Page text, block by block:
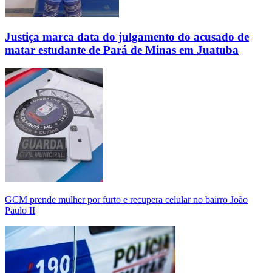
Justiça marca data do julgamento do acusado de
matar estudante de Pará de Minas em Juatuba
GCM prende mulher por furto e recupera celular no bairro João
Paulo II